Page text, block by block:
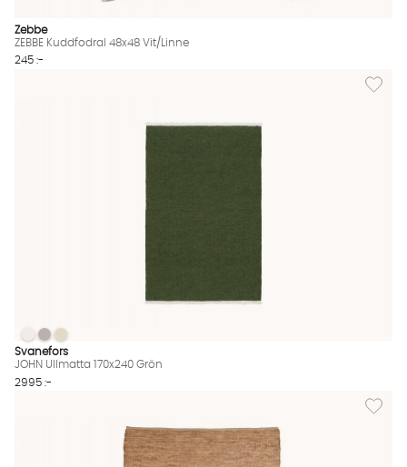
Zebbe
ZEBBE Kuddfodral 48x48 Vit/Linne
245 :-
Lägg
JOHN Ullmatta 170x240 Grön Finns även i dessa färger:
JOHN Ullmatta 170x240 Grön
JOHN Ullmatta 170x240 Grön
JOHN Ullmatta 170x240 Grön
Svanefors
JOHN Ullmatta 170x240 Grön
2995 :-
Lägg